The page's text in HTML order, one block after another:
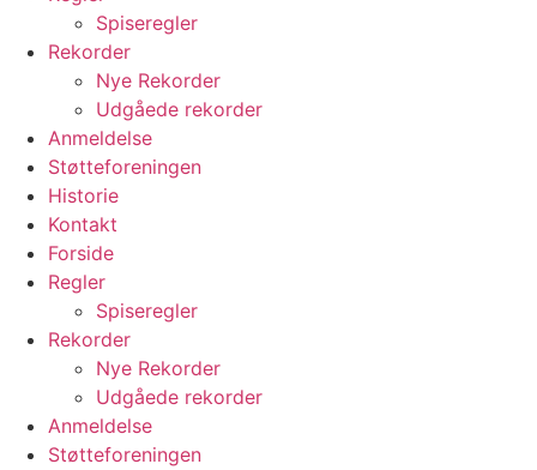
Spiseregler
Rekorder
Nye Rekorder
Udgåede rekorder
Anmeldelse
Støtteforeningen
Historie
Kontakt
Forside
Regler
Spiseregler
Rekorder
Nye Rekorder
Udgåede rekorder
Anmeldelse
Støtteforeningen